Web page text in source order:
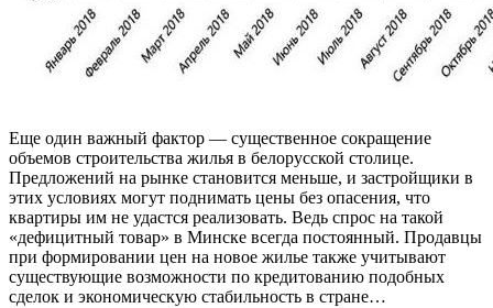
Еще один важный фактор — существенное сокращение
объемов строительства жилья в белорусской столице.
Предложений на рынке становится меньше, и застройщики в
этих условиях могут поднимать цены без опасения, что
квартиры им не удастся реализовать. Ведь спрос на такой
«дефицитный товар» в Минске всегда постоянный. Продавцы
при формировании цен на новое жилье также учитывают
существующие возможности по кредитованию подобных
сделок и экономическую стабильность в стране…